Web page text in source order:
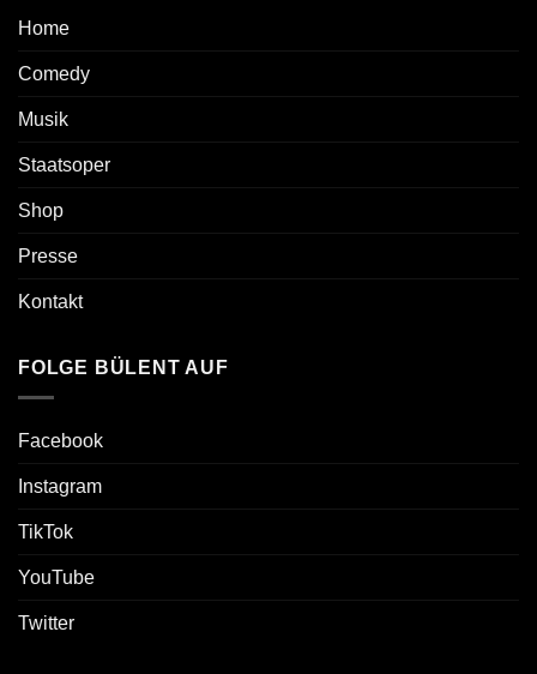
Home
Comedy
Musik
Staatsoper
Shop
Presse
Kontakt
FOLGE BÜLENT AUF
Facebook
Instagram
TikTok
YouTube
Twitter